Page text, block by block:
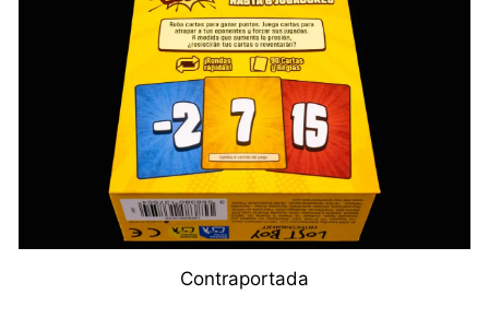
Contraportada